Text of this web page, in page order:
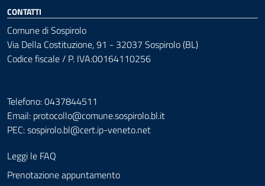
CONTATTI
Comune di Sospirolo
Via Della Costituzione, 91 - 32037 Sospirolo (BL)
Codice fiscale / P. IVA:00164110256
Telefono: 0437844511
Email: protocollo@comune.sospirolo.bl.it
PEC:sospirolo.bl@cert.ip-veneto.net
Leggi le FAQ
Prenotazione appuntamento